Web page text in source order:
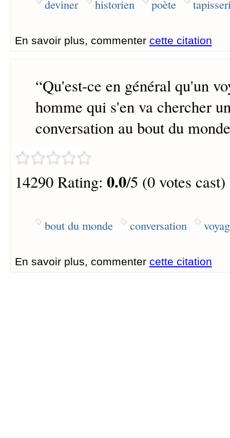
deviner historien poète
En savoir plus, commenter cette citation
“Qu'est-ce en général qu'un
homme qui s'en va chercher
conversation au bout du
14290 Rating: 0.0/5 (0 votes cast)
bout du monde conversation
En savoir plus, commenter cette citation